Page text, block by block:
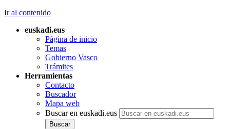
Ir al contenido
euskadi.eus
Página de inicio
Temas
Gobierno Vasco
Trámites
Herramientas
Contacto
Buscador
Mapa web
Buscar en euskadi.eus